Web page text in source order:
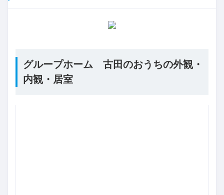
グループホーム 古田のおうちの外観・
内観・居室